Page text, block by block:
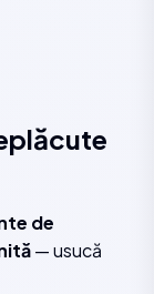
de
— usucă